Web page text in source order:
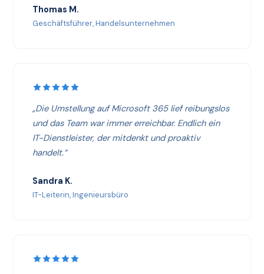
Thomas M.
Geschäftsführer, Handelsunternehmen
„Die Umstellung auf Microsoft 365 lief reibungslos
und das Team war immer erreichbar. Endlich ein
IT-Dienstleister, der mitdenkt und proaktiv
handelt.“
Sandra K.
IT-Leiterin, Ingenieursbüro